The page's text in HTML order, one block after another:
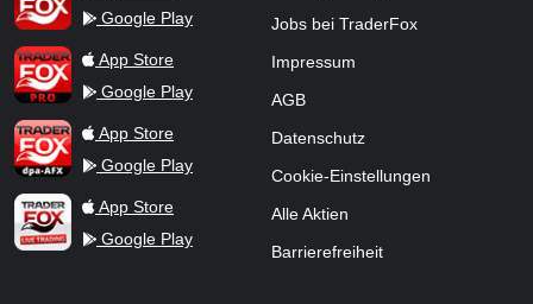
Google Play
TraderFox ProApp Store
Google Play
TraderFox dpa-AFX ProFeed
App Store
Google Play
TraderFox Live Trading
App Store
Google Play
Jobs bei TraderFox
Impressum
AGB
Datenschutz
Cookie-Einstellungen
Alle Aktien
Barrierefreiheit